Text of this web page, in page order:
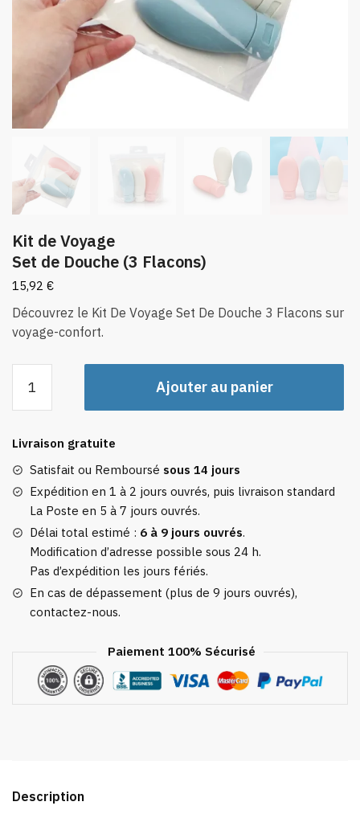
Kit de Voyage
Set de Douche (3 Flacons)
15,92 €
Découvrez le Kit De Voyage Set De Douche 3 Flacons sur
voyage-confort.
Kit
Voyage
Set
de
Douche
(3
Flacons)
Ajouter au panier
Livraison gratuite
Satisfait ou Remboursé sous 14 jours
Expédition en 1 à 2 jours ouvrés, puis livraison standard
La Poste en 5 à 7 jours ouvrés.
Délai total estimé : 6 à 9 jours ouvrés.
Modification d’adresse possible sous 24 h.
Pas d’expédition les jours fériés.
En cas de dépassement (plus de 9 jours ouvrés),
contactez-nous.
Paiement 100% Sécurisé
Description